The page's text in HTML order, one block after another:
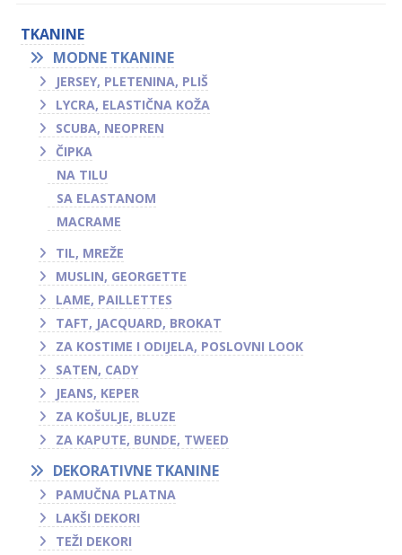
TKANINE
MODNE TKANINE
JERSEY, PLETENINA, PLIŠ
LYCRA, ELASTIČNA KOŽA
SCUBA, NEOPREN
ČIPKA
NA TILU
SA ELASTANOM
MACRAME
TIL, MREŽE
MUSLIN, GEORGETTE
LAME, PAILLETTES
TAFT, JACQUARD, BROKAT
ZA KOSTIME I ODIJELA, POSLOVNI LOOK
SATEN, CADY
JEANS, KEPER
ZA KOŠULJE, BLUZE
ZA KAPUTE, BUNDE, TWEED
DEKORATIVNE TKANINE
PAMUČNA PLATNA
LAKŠI DEKORI
TEŽI DEKORI